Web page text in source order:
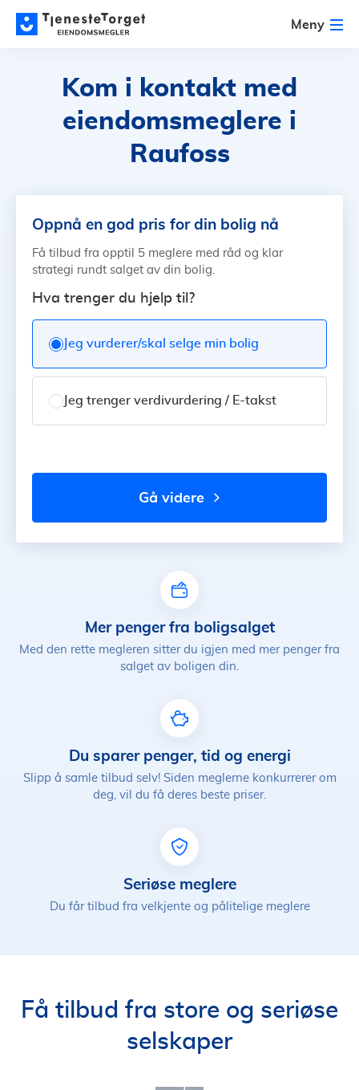
Meny
Kom i kontakt med
eiendomsmeglere i
Raufoss
Oppnå en god pris for din bolig nå
Få tilbud fra opptil 5 meglere med råd og klar
strategi rundt salget av din bolig.
Hva trenger du hjelp til?
Jeg vurderer/skal selge min bolig
Jeg trenger verdivurdering / E-takst
gå videre
Mer penger fra boligsalget
Med den rette megleren sitter du igjen med mer penger fra
salget av boligen din.
Du sparer penger, tid og energi
Slipp å samle tilbud selv! Siden meglerne konkurrerer om
deg, vil du få deres beste priser.
Seriøse meglere
Du får tilbud fra velkjente og pålitelige meglere
Få tilbud fra store og seriøse
selskaper